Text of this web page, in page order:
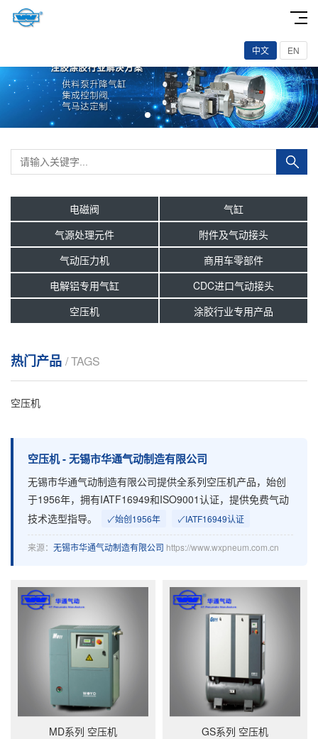
中文 EN
电磁阀
气缸
气源处理元件
附件及气动接头
气动压力机
商用车零部件
电解铝专用气缸
CDC进口气动接头
空压机
涂胶行业专用产品
热门产品 / TAGS
空压机
空
压
机
锡
气
空压机 - 无锡市华通气动制造有限公司
无锡市华通气动制造有限公司提供全系列空压机产品，始创
于1956年，拥有IATF16949和ISO9001认证，提供免费气动
技术选型指导。
✓始创1956年 ✓ IATF16949认证
来源： 无锡市华通气动制造有限公司 https://www.wxpneum.com.cn
MD系列 空压机 GS系列 空压机